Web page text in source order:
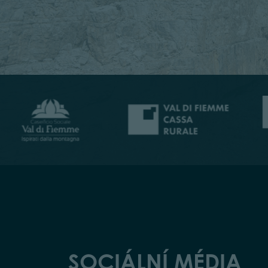
SOCIÁLNÍ MÉDIA